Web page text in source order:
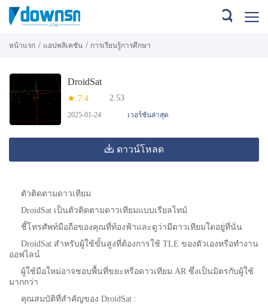
หน้าแรก / แอปพลิเคชัน / การเรียนรู้การศึกษา
DroidSat
7.4 2.53
2025-01-24 เวอร์ชันล่าสุด
ดาวน์โหลด
ตัวติดตามดาวเทียม
DroidSat เป็นตัวติดตามดาวเทียมแบบเรียลไทม์
ชี้โทรศัพท์มือถือของคุณที่ท้องฟ้าและดูว่ามีดาวเทียมใดอยู่ที่นั่น
DroidSat สำหรับผู้ใช้ขั้นสูงที่ต้องการใช้ TLE ของตัวเองหรือทำงาน
ออฟไลน์
ผู้ใช้มือใหม่อาจชอบพื้นที่ขยะหรือดาวเทียม AR ซึ่งเป็นมิตรกับผู้ใช้
มากกว่า
คุณสมบัติที่สำคัญของ DroidSat :